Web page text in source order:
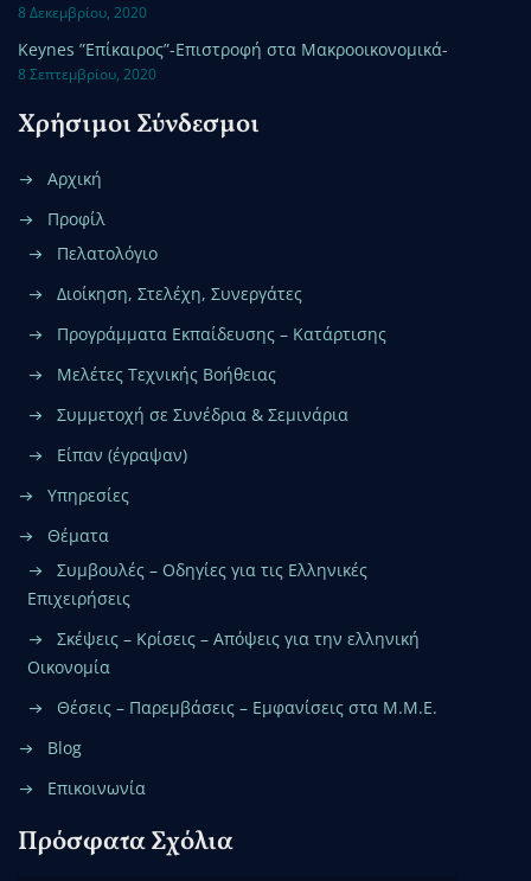
8 Δεκεμβρίου, 2020
Keynes ”Επίκαιρος”-Επιστροφή στα Μακροοικονομικά-
8 Σεπτεμβρίου, 2020
Χρήσιμοι Σύνδεσμοι
Αρχική
Προφίλ
Πελατολόγιο
Διοίκηση, Στελέχη, Συνεργάτες
Προγράμματα Εκπαίδευσης – Κατάρτισης
Μελέτες Τεχνικής Βοήθειας
Συμμετοχή σε Συνέδρια & Σεμινάρια
Είπαν (έγραψαν)
Υπηρεσίες
Θέματα
Συμβουλές – Οδηγίες για τις Ελληνικές
Επιχειρήσεις
Σκέψεις – Κρίσεις – Απόψεις για την ελληνική
Οικονομία
Θέσεις – Παρεμβάσεις – Εμφανίσεις στα Μ.Μ.Ε.
Blog
Επικοινωνία
Πρόσφατα Σχόλια